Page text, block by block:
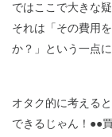
ではここで大きな
それは「その費用
か？」という一点に
オタク的に考える
できるじゃん！●●